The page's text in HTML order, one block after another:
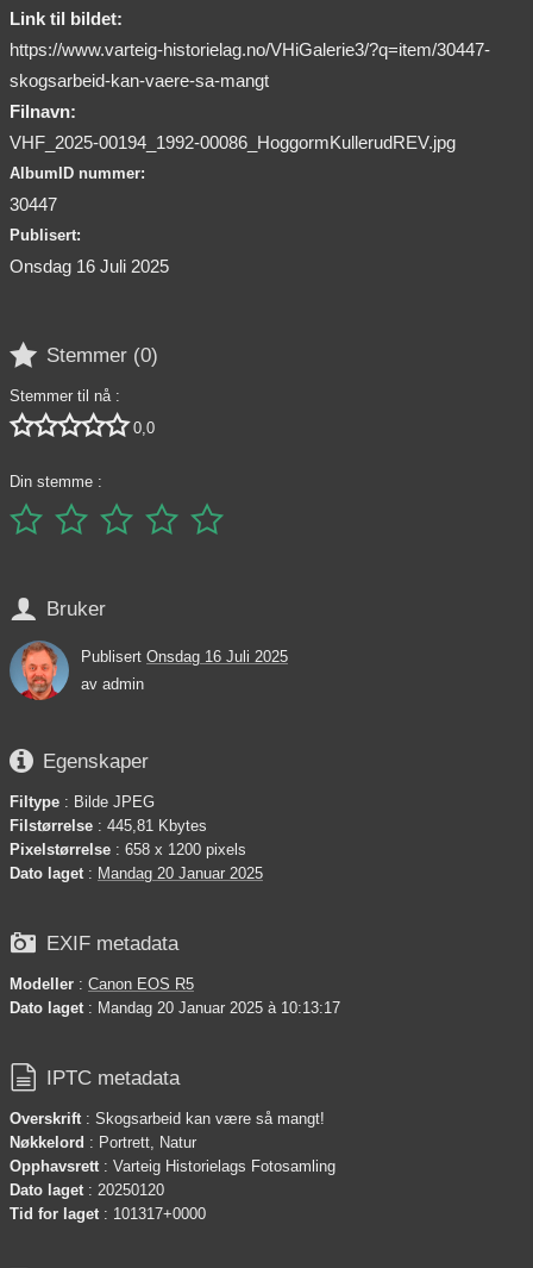
Link til bildet:
https://www.varteig-historielag.no/VHiGalerie3/?q=item/30447-
skogsarbeid-kan-vaere-sa-mangt
Filnavn:
VHF_2025-00194_1992-00086_HoggormKullerudREV.jpg
AlbumID nummer:
30447
Publisert:
Onsdag 16 Juli 2025
 Stemmer (0)
Stemmer til nå :
 0,0
Din stemme :
    
 Bruker
Publisert Onsdag 16 Juli 2025
av admin
 Egenskaper
Filtype : Bilde JPEG
Filstørrelse : 445,81 Kbytes
Pixelstørrelse : 658 x 1200 pixels
Dato laget: Mandag 20 Januar 2025
 EXIF metadata
Modeller : Canon EOS R5
Dato laget: Mandag 20 Januar 2025 à 10:13:17
 IPTC metadata
Overskrift: Skogsarbeid kan være så mangt!
Nøkkelord : Portrett, Natur
Opphavsrett: Varteig Historielags Fotosamling
Dato laget: 20250120
Tid for laget: 101317+0000